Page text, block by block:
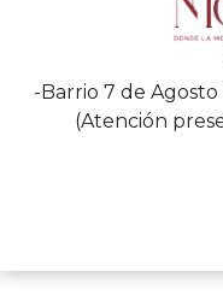
-Barrio 7 de Agosto
(Atención